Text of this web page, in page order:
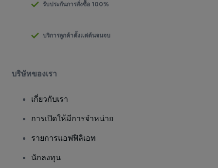
รับประกันการสั่งซื้อ 100%
บริการลูกค้าตั้งแต่ต้นจนจบ
บริษัทของเรา
เกี่ยวกับเรา
การเปิดให้มีการจำหน่าย
รายการแอฟฟิลิเอท
นักลงทุน